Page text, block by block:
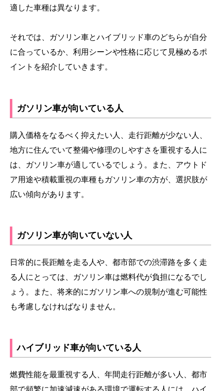
適した車種は異なります。
それでは、ガソリン車とハイブリッド車のどちらが自分
に合っているか、利用シーンや性格に応じて見極めるポ
イントを紹介していきます。
ガソリン車が向いている人
購入価格をなるべく抑えたい人、走行距離が少ない人、
地方に住んでいて整備や修理のしやすさを重視する人に
は、ガソリン車が適しているでしょう。また、アウトド
ア用途や積載重視の車種もガソリン車の方が、選択肢が
広い傾向があります。
ガソリン車が向いていない人
日常的に長距離を走る人や、都市部での渋滞路を多く走
る人にとっては、ガソリン車は燃料代が負担になるでし
ょう。また、将来的にガソリン車への規制が進む可能性
も考慮しなければなりません。
ハイブリッド車が向いている人
燃費性能を最重視する人、年間走行距離が多い人、都市
部で頻繁に加速減速がある環境で運転する人には、ハイ